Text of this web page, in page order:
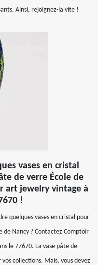
Ainsi, rejoignez-la vite !
vases en cristal
de verre École de
art jewelry vintage à
!
quelques vases en cristal pour
de Nancy ? Contactez Comptoir
le 77670. La vase pâte de
collections. Mais, vous devez